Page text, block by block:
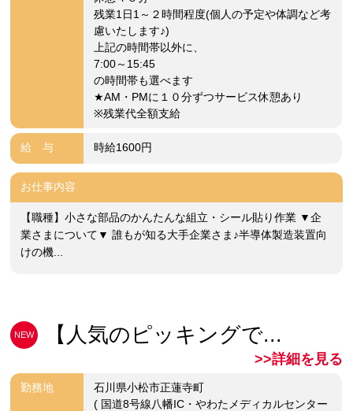
残業1日1～２時間程度(個人の予定や体調など考
慮いたします♪)
上記の時間帯以外に、
7:00～15:45
の時間帯も選べます
★AM・PMに１０分ずつサービス休憩あり
※残業代全額支給
給 与 時給1600円
お仕事内容
【職種】小さな部品のかんたんな組立・シール貼り作業 ▼企
業さまについて▼ 誰もが知る大手企業さま♪半導体製造装置向
けの機...
NEW 【人気のピッキングで...
>>詳細を見る
勤務地
石川県小松市正蓮寺町
( 国道8号線八幡IC・やわたメディカルセンター